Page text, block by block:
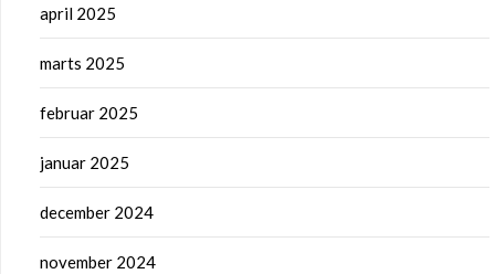
april 2025
marts 2025
februar 2025
januar 2025
december 2024
november 2024